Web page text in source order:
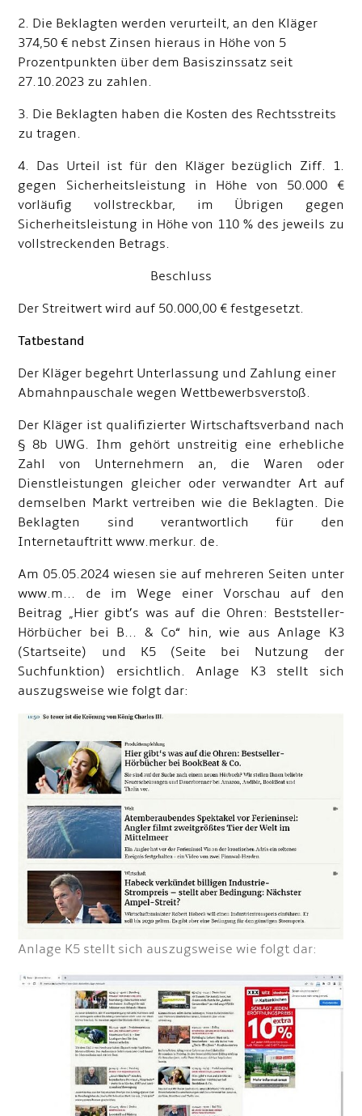
2. Die Beklagten werden verurteilt, an den Kläger
374,50 € nebst Zinsen hieraus in Höhe von 5
Prozentpunkten über dem Basiszinssatz seit
27.10.2023 zu zahlen.
3. Die Beklagten haben die Kosten des Rechtsstreits
zu tragen.
4. Das Urteil ist für den Kläger bezüglich Ziff. 1.
gegen Sicherheitsleistung in Höhe von 50.000 €
vorläufig vollstreckbar, im Übrigen gegen
Sicherheitsleistung in Höhe von 110 % des jeweils zu
vollstreckenden Betrags.
Beschluss
Der Streitwert wird auf 50.000,00 € festgesetzt.
Tatbestand
Der Kläger begehrt Unterlassung und Zahlung einer
Abmahnpauschale wegen Wettbewerbsverstoß.
Der Kläger ist qualifizierter Wirtschaftsverband nach
§ 8b UWG. Ihm gehört unstreitig eine erhebliche
Zahl von Unternehmern an, die Waren oder
Dienstleistungen gleicher oder verwandter Art auf
demselben Markt vertreiben wie die Beklagten. Die
Beklagten sind verantwortlich für den
Internetauftritt www.merkur. de.
Am 05.05.2024 wiesen sie auf mehreren Seiten unter
www.m... de im Wege einer Vorschau auf den
Beitrag „Hier gibt’s was auf die Ohren: Beststeller-
Hörbücher bei B... & Co“ hin, wie aus Anlage K3
(Startseite) und K5 (Seite bei Nutzung der
Suchfunktion) ersichtlich. Anlage K3 stellt sich
auszugsweise wie folgt dar:
Anlage K5 stellt sich auszugsweise wie folgt dar: